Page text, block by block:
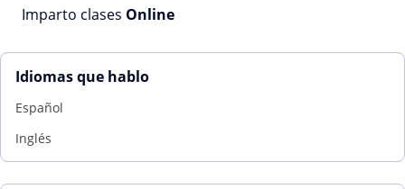
Imparto clases Online
Idiomas que hablo
Español
Inglés